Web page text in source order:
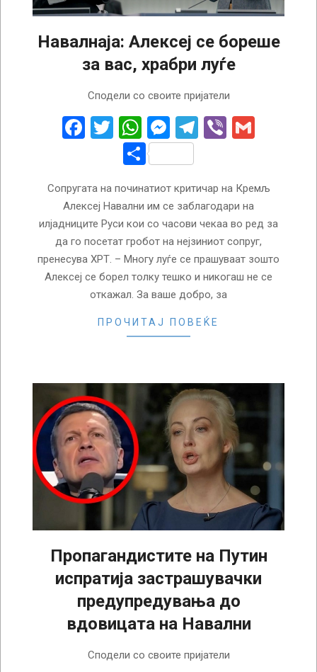
Навалнаја: Алексеј се бореше
за вас, храбри луѓе
Сподели со своите пријатели
Facebook
TwitterWhatsApp
Messenger
Telegram
Viber
Share
Сопругата на починатиот критичар на Кремљ
Алексеј Навални им се заблагодари на
илјадниците Руси кои со часови чекаа во ред за
да го посетат гробот на нејзиниот сопруг,
пренесува ХРТ. – Многу луѓе се прашуваат зошто
Алексеј се борел толку тешко и никогаш не се
откажал. За ваше добро, за
ПРОЧИТАЈ ПОВЕЌЕ
Пропагандистите на Путин
испратија застрашувачки
предупредувања до
вдовицата на Навални
Сподели со своите пријатели